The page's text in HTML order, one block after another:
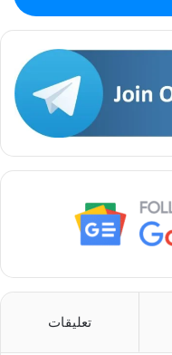
تعليقات